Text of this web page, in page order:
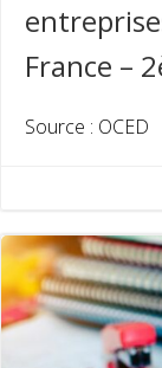
France –
Source : OCED